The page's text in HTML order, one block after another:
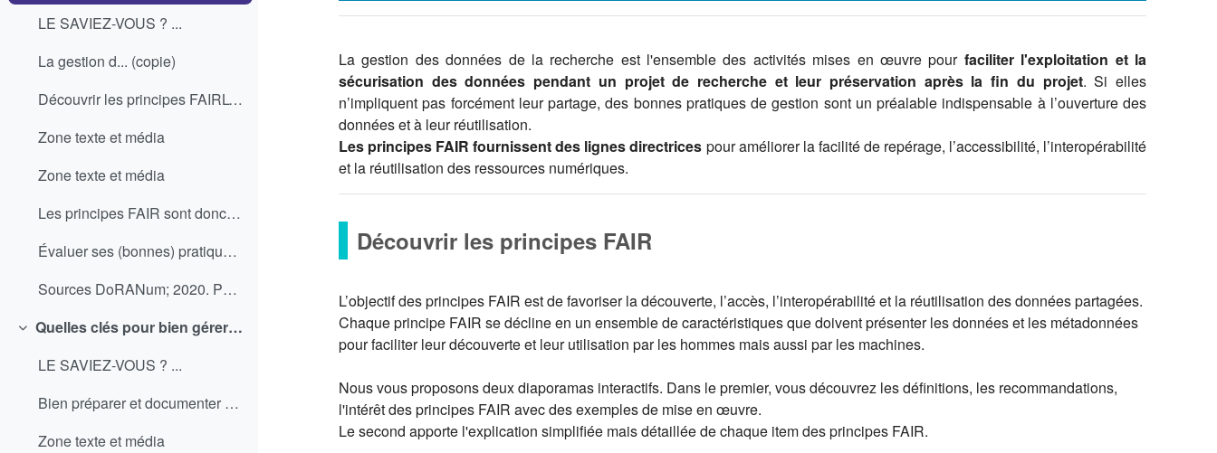
LE SAVIEZ-VOUS ? ...
La gestion d... (copie)
Découvrir les principes FAIRL’objectif des princip...
Zone texte et média
Zone texte et média
Les principes FAIR sont donc 4 principes qui visen...
Évaluer ses (bonnes) pratiques FAIR avec l'outil F... (copie)
Sources DoRANum; 2020. Parcours interac...
Replier
Quelles clés pour bien gérer ses données ?
LE SAVIEZ-VOUS ? ...
Bien préparer et documenter ses données : les crée... (copie)
Zone texte et média
La gestion des données de la recherche est l'ensemble des activités mises en œuvre pour faciliter l'exploitation et la
sécurisation des données pendant un projet de recherche et leur préservation après la fin du projet. Si elles
n’impliquent pas forcément leur partage, des bonnes pratiques de gestion sont un préalable indispensable à l’ouverture des
données et à leur réutilisation.
Les principes FAIR fournissent des lignes directrices pour améliorer la facilité de repérage, l’accessibilité, l’interopérabilité
et la réutilisation des ressources numériques.
Découvrir les principes FAIR
L’objectif des principes FAIR est de favoriser la découverte, l’accès, l’interopérabilité et la réutilisation des données partagées.
Chaque principe FAIR se décline en un ensemble de caractéristiques que doivent présenter les données et les métadonnées
pour faciliter leur découverte et leur utilisation par les hommes mais aussi par les machines.
Nous vous proposons deux diaporamas interactifs. Dans le premier, vous découvrez les définitions, les recommandations,
l'intérêt des principes FAIR avec des exemples de mise en œuvre.
Le second apporte l'explication simplifiée mais détaillée de chaque item des principes FAIR.